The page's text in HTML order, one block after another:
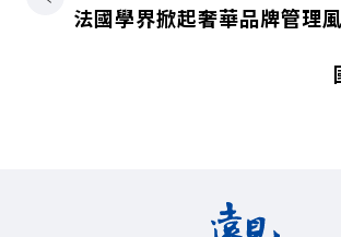
法國學界掀起奢華品牌管理風